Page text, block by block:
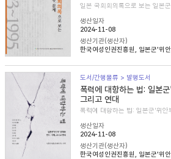
일본 국회회의록으로 보는 일본
생산일자
2024-11-08
생산기관(생산자)
도서/간행물류 > 발행도서
폭력에 대항하는 법: 일본
그리고 연대
폭력에 대항하는 법: 일본군'위
생산일자
2024-11-08
생산기관(생산자)